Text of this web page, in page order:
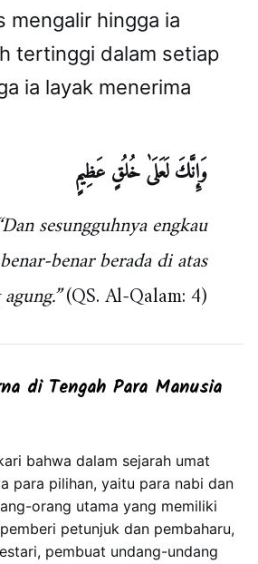
mengalir hingga ia
tertinggi dalam setiap
ia layak menerima
وَإِنَّكَ لَعَلَىٰ خُلُقٍ عَظِيمٍ
sesungguhnya engkau
benar berada di atas
(QS. Al-Qalam: 4)
di Tengah Para Manusia
bahwa dalam sejarah umat
para pilihan, yaitu para nabi dan
orang utama yang memiliki
petunjuk dan pembaharu,
pembuat undang-undang